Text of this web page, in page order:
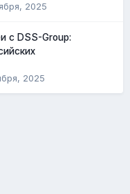
2025
с DSS-Group:
2025